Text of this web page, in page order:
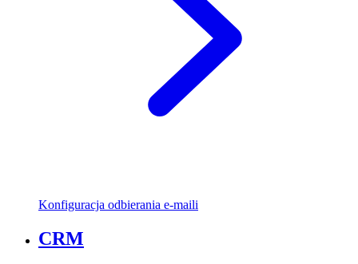
Konfiguracja odbierania e-maili
CRM